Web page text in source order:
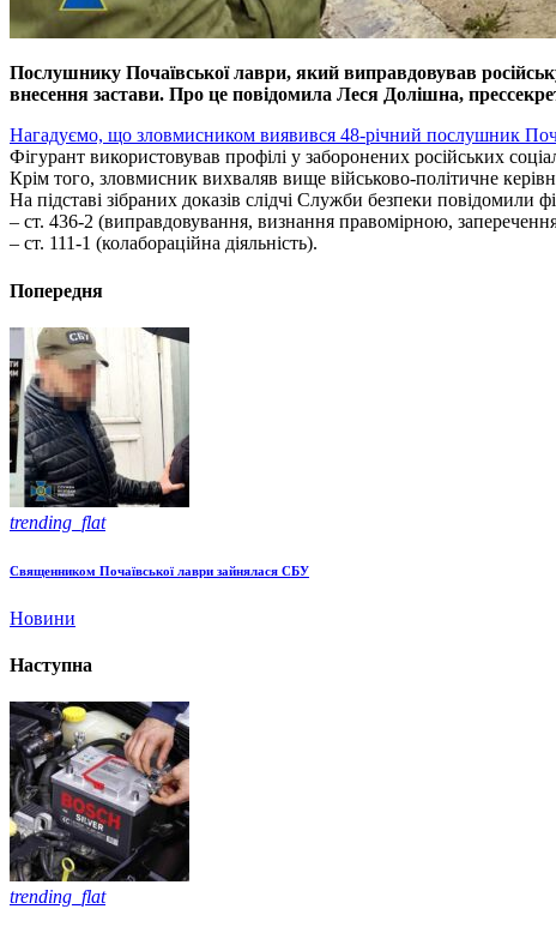
Послушнику Почаївської лаври, який виправдовував
внесення застави. Про це повідомила Леся Долішна,
Нагадуємо, що зловмисником виявився 48-річний послушник
Фігурант використовував профілі у заборонених російських
Крім того, зловмисник вихваляв вище військово-політичне
На підставі зібраних доказів слідчі Служби безпеки повідомили
– ст. 436-2 (виправдовування, визнання правомірною, заперечення
– ст. 111-1 (колабораційна діяльність).
Попередня
trending_flat
Священником Почаївської лаври зайнялася СБУ
Новини
Наступна
trending_flat